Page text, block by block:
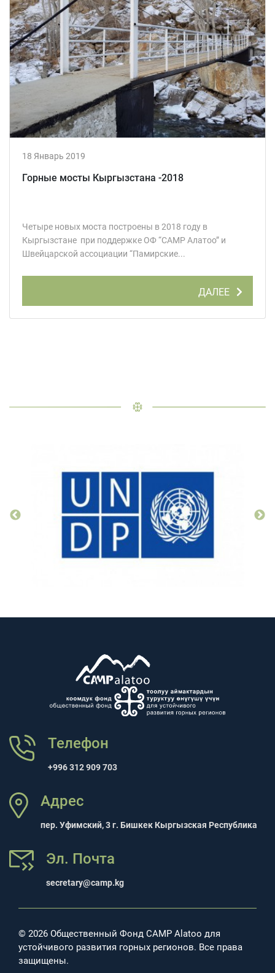
18 Январь 2019
Горные мосты Кыргызстана -2018
Четыре новых моста построены в 2018 году в
Кыргызстане при поддержке ОФ “CAMP Алатоо” и
Швейцарской ассоциации “Памирские...
ДАЛЕЕ
Телефон
+996 312 909 703
Адрес
пер. Уфимский, 3 г. Бишкек Кыргызская Республика
Эл. Почта
secretary@camp.kg
© 2026 Общественный Фонд CAMP Alatoo для
устойчивого развития горных регионов. Все права
защищены.